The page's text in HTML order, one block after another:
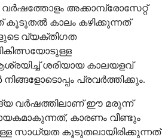
അക്കാമ്പ്രോസേറ്റ്
കൂടുതൽ കാലം കഴിക്കുന്നത്
വ്യക്തിഗത
ശരിയായ കാലയളവ്
പ്രവർത്തിക്കും.
വർഷത്തിലാണ് ഈ മരുന്ന്
കാരണം വീണ്ടും
സാധ്യത കൂടുതലായിരിക്കുന്നത്